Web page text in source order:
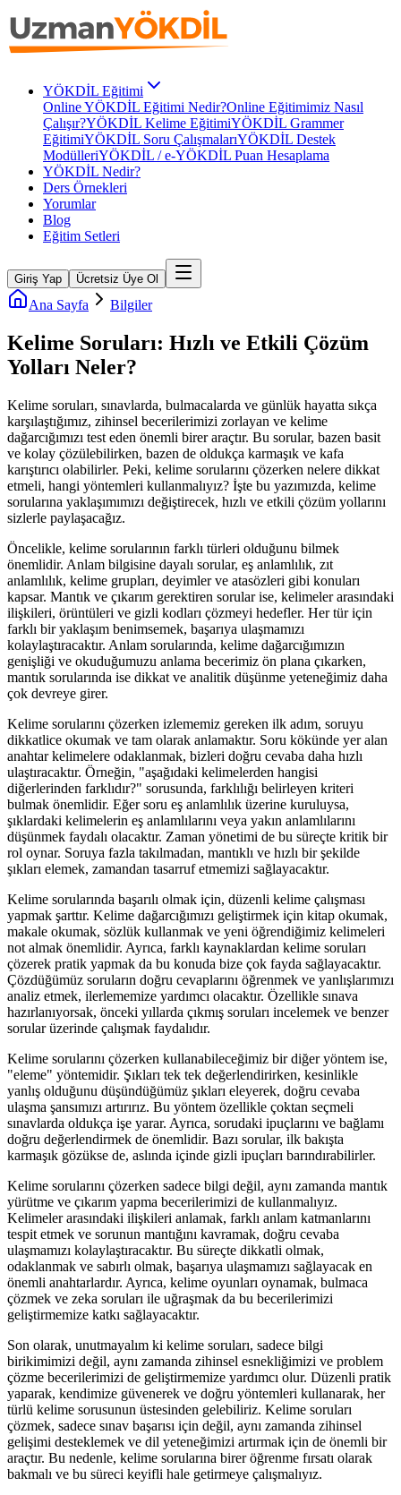
YÖKDİL Eğitimi
Online YÖKDİL Eğitimi Nedir?Online Eğitimimiz Nasıl
Çalışır?YÖKDİL Kelime EğitimiYÖKDİL Grammer
EğitimiYÖKDİL Soru ÇalışmalarıYÖKDİL Destek
ModülleriYÖKDİL / e-YÖKDİL Puan Hesaplama
YÖKDİL Nedir?
Ders Örnekleri
Yorumlar
Blog
Eğitim Setleri
Giriş Yap Ücretsiz Üye Ol
Ana Sayfa Bilgiler
Kelime Soruları: Hızlı ve Etkili Çözüm
Yolları Neler?
Kelime soruları, sınavlarda, bulmacalarda ve günlük hayatta sıkça
karşılaştığımız, zihinsel becerilerimizi zorlayan ve kelime
dağarcığımızı test eden önemli birer araçtır. Bu sorular, bazen basit
ve kolay çözülebilirken, bazen de oldukça karmaşık ve kafa
karıştırıcı olabilirler. Peki, kelime sorularını çözerken nelere dikkat
etmeli, hangi yöntemleri kullanmalıyız? İşte bu yazımızda, kelime
sorularına yaklaşımımızı değiştirecek, hızlı ve etkili çözüm yollarını
sizlerle paylaşacağız.
Öncelikle, kelime sorularının farklı türleri olduğunu bilmek
önemlidir. Anlam bilgisine dayalı sorular, eş anlamlılık, zıt
anlamlılık, kelime grupları, deyimler ve atasözleri gibi konuları
kapsar. Mantık ve çıkarım gerektiren sorular ise, kelimeler arasındaki
ilişkileri, örüntüleri ve gizli kodları çözmeyi hedefler. Her tür için
farklı bir yaklaşım benimsemek, başarıya ulaşmamızı
kolaylaştıracaktır. Anlam sorularında, kelime dağarcığımızın
genişliği ve okuduğumuzu anlama becerimiz ön plana çıkarken,
mantık sorularında ise dikkat ve analitik düşünme yeteneğimiz daha
çok devreye girer.
Kelime sorularını çözerken izlememiz gereken ilk adım, soruyu
dikkatlice okumak ve tam olarak anlamaktır. Soru kökünde yer alan
anahtar kelimelere odaklanmak, bizleri doğru cevaba daha hızlı
ulaştıracaktır. Örneğin, "aşağıdaki kelimelerden hangisi
diğerlerinden farklıdır?" sorusunda, farklılığı belirleyen kriteri
bulmak önemlidir. Eğer soru eş anlamlılık üzerine kuruluysa,
şıklardaki kelimelerin eş anlamlılarını veya yakın anlamlılarını
düşünmek faydalı olacaktır. Zaman yönetimi de bu süreçte kritik bir
rol oynar. Soruya fazla takılmadan, mantıklı ve hızlı bir şekilde
şıkları elemek, zamandan tasarruf etmemizi sağlayacaktır.
Kelime sorularında başarılı olmak için, düzenli kelime çalışması
yapmak şarttır. Kelime dağarcığımızı geliştirmek için kitap okumak,
makale okumak, sözlük kullanmak ve yeni öğrendiğimiz kelimeleri
not almak önemlidir. Ayrıca, farklı kaynaklardan kelime soruları
çözerek pratik yapmak da bu konuda bize çok fayda sağlayacaktır.
Çözdüğümüz soruların doğru cevaplarını öğrenmek ve yanlışlarımızı
analiz etmek, ilerlememize yardımcı olacaktır. Özellikle sınava
hazırlanıyorsak, önceki yıllarda çıkmış soruları incelemek ve benzer
sorular üzerinde çalışmak faydalıdır.
Kelime sorularını çözerken kullanabileceğimiz bir diğer yöntem ise,
"eleme" yöntemidir. Şıkları tek tek değerlendirirken, kesinlikle
yanlış olduğunu düşündüğümüz şıkları eleyerek, doğru cevaba
ulaşma şansımızı artırırız. Bu yöntem özellikle çoktan seçmeli
sınavlarda oldukça işe yarar. Ayrıca, sorudaki ipuçlarını ve bağlamı
doğru değerlendirmek de önemlidir. Bazı sorular, ilk bakışta
karmaşık gözükse de, aslında içinde gizli ipuçları barındırabilirler.
Kelime sorularını çözerken sadece bilgi değil, aynı zamanda mantık
yürütme ve çıkarım yapma becerilerimizi de kullanmalıyız.
Kelimeler arasındaki ilişkileri anlamak, farklı anlam katmanlarını
tespit etmek ve sorunun mantığını kavramak, doğru cevaba
ulaşmamızı kolaylaştıracaktır. Bu süreçte dikkatli olmak,
odaklanmak ve sabırlı olmak, başarıya ulaşmamızı sağlayacak en
önemli anahtarlardır. Ayrıca, kelime oyunları oynamak, bulmaca
çözmek ve zeka soruları ile uğraşmak da bu becerilerimizi
geliştirmemize katkı sağlayacaktır.
Son olarak, unutmayalım ki kelime soruları, sadece bilgi
birikimimizi değil, aynı zamanda zihinsel esnekliğimizi ve problem
çözme becerilerimizi de geliştirmemize yardımcı olur. Düzenli pratik
yaparak, kendimize güvenerek ve doğru yöntemleri kullanarak, her
türlü kelime sorusunun üstesinden gelebiliriz. Kelime soruları
çözmek, sadece sınav başarısı için değil, aynı zamanda zihinsel
gelişimi desteklemek ve dil yeteneğimizi artırmak için de önemli bir
araçtır. Bu nedenle, kelime sorularına birer öğrenme fırsatı olarak
bakmalı ve bu süreci keyifli hale getirmeye çalışmalıyız.